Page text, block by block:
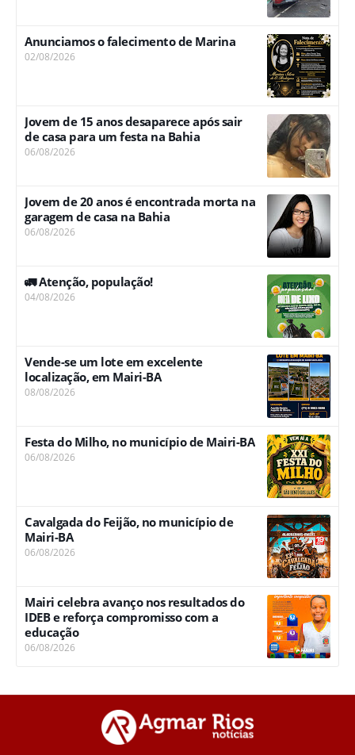
Anunciamos o falecimento de Marina
02/08/2026
Jovem de 15 anos desaparece após sair
de casa para um festa na Bahia
06/08/2026
Jovem de 20 anos é encontrada morta na
garagem de casa na Bahia
06/08/2026
🚛 Atenção, população!
04/08/2026
Vende-se um lote em excelente
localização, em Mairi-BA
08/08/2026
Festa do Milho, no município de Mairi-BA
06/08/2026
Cavalgada do Feijão, no município de
Mairi-BA
06/08/2026
Mairi celebra avanço nos resultados do
IDEB e reforça compromisso com a
educação
06/08/2026